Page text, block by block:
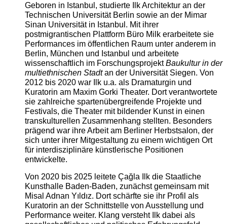
Geboren in Istanbul, studierte Ilk Architektur an der
Technischen Universität Berlin sowie an der Mimar
Sinan Universität in Istanbul. Mit ihrer
postmigrantischen Plattform Büro Milk erarbeitete sie
Performances im öffentlichen Raum unter anderem in
Berlin, München und Istanbul und arbeitete
wissenschaftlich im ForschungsprojektBaukultur in der
multiethnischen Stadtan der Universität Siegen. Von
2012 bis 2020 war Ilk u.a. als Dramaturgin und
Kuratorin am Maxim Gorki Theater. Dort verantwortete
sie zahlreiche spartenübergreifende Projekte und
Festivals, die Theater mit bildender Kunst in einen
transkulturellen Zusammenhang stellten. Besonders
prägend war ihre Arbeit am Berliner Herbstsalon, der
sich unter ihrer Mitgestaltung zu einem wichtigen Ort
für interdisziplinäre künstlerische Positionen
entwickelte.
Von 2020 bis 2025 leitete Çağla Ilk die Staatliche
Kunsthalle Baden-Baden, zunächst gemeinsam mit
Misal Adnan Yıldız. Dort schärfte sie ihr Profil als
Kuratorin an der Schnittstelle von Ausstellung und
Performance weiter. Klang versteht Ilk dabei als